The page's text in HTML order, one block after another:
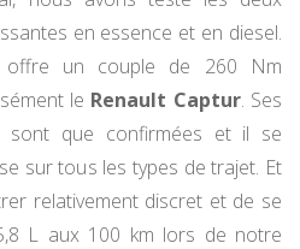
en essence et en diesel.
un couple de 260 Nm
le Renault Captur. Ses
sont que confirmées et il se
sur tous les types de trajet. Et
relativement discret et de se
L aux 100 km lors de notre